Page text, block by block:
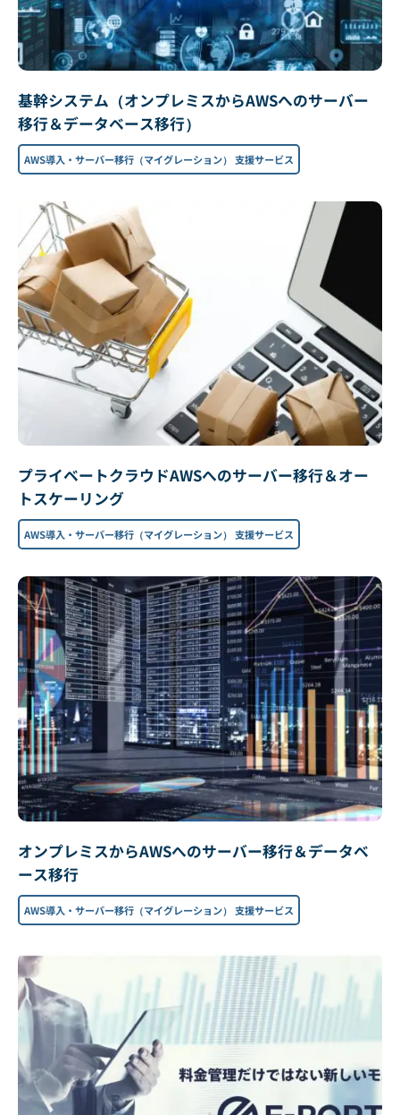
基幹システム（オンプレミスからAWSへのサーバー
移行＆データベース移行）
AWS導入・サーバー移行（マイグレーション） 支援サービス
プライベートクラウドAWSへのサーバー移行＆オー
トスケーリング
AWS導入・サーバー移行（マイグレーション） 支援サービス
オンプレミスからAWSへのサーバー移行＆データベ
ース移行
AWS導入・サーバー移行（マイグレーション） 支援サービス